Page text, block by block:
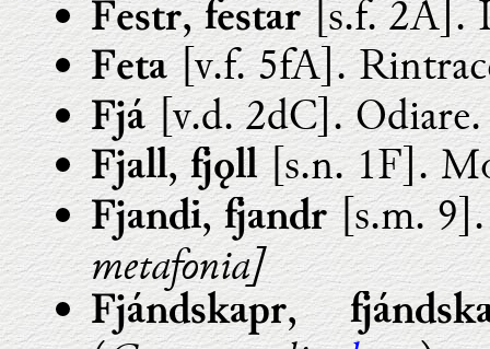
Festr,festar[s.f. 2A].
Feta[v.f. 5fA].
Fjá[v.d. 2dC].
Fjall,fjǫll[s.n. 1F].
Fjandi,fjandr[s.m.
metafonia]
Fjándskapr,